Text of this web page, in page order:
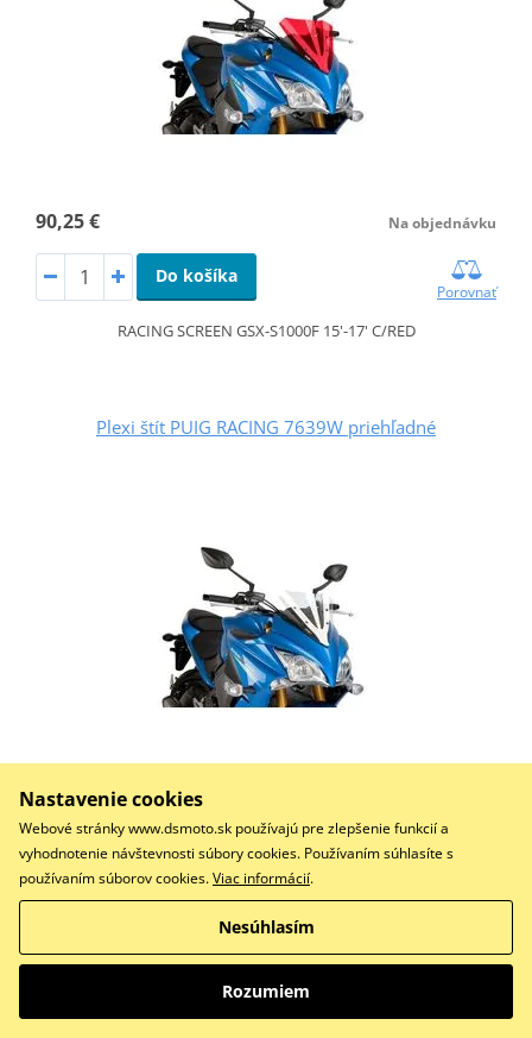
90,25 € Na objednávku
Do košíka
Porovnať
RACING SCREEN GSX-S1000F 15'-17' C/RED
Plexi štít PUIG RACING 7639W priehľadné
90,25 €
Do košíka
Porovnať
RACING SCREEN GSX-S1000F 15'-17' C/CLEAR
Plexi štít PUIG RACING 9716H dymové
Nastavenie cookies
Webové stránky www.dsmoto.sk používajú pre zlepšenie funkcií a
vyhodnotenie návštevnosti súbory cookies. Používaním súhlasíte s
používaním súborov cookies.Viac informácií.
Nesúhlasím
Rozumiem